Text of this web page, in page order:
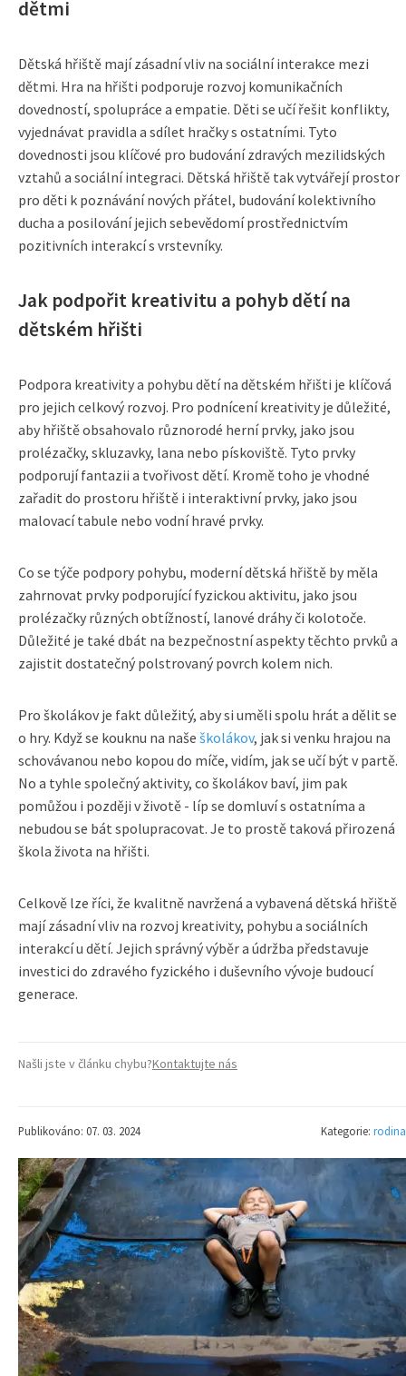
dětmi
Dětská hřiště mají zásadní vliv na sociální interakce mezi
dětmi. Hra na hřišti podporuje rozvoj komunikačních
dovedností, spolupráce a empatie. Děti se učí řešit konflikty,
vyjednávat pravidla a sdílet hračky s ostatními. Tyto
dovednosti jsou klíčové pro budování zdravých mezilidských
vztahů a sociální integraci. Dětská hřiště tak vytvářejí prostor
pro děti k poznávání nových přátel, budování kolektivního
ducha a posilování jejich sebevědomí prostřednictvím
pozitivních interakcí s vrstevníky.
Jak podpořit kreativitu a pohyb dětí na
dětském hřišti
Podpora kreativity a pohybu dětí na dětském hřišti je klíčová
pro jejich celkový rozvoj. Pro podnícení kreativity je důležité,
aby hřiště obsahovalo různorodé herní prvky, jako jsou
prolézačky, skluzavky, lana nebo pískoviště. Tyto prvky
podporují fantazii a tvořivost dětí. Kromě toho je vhodné
zařadit do prostoru hřiště i interaktivní prvky, jako jsou
malovací tabule nebo vodní hravé prvky.
Co se týče podpory pohybu, moderní dětská hřiště by měla
zahrnovat prvky podporující fyzickou aktivitu, jako jsou
prolézačky různých obtížností, lanové dráhy či kolotoče.
Důležité je také dbát na bezpečnostní aspekty těchto prvků a
zajistit dostatečný polstrovaný povrch kolem nich.
Pro školákov je fakt důležitý, aby si uměli spolu hrát a dělit se
o hry. Když se kouknu na naše školákov, jak si venku hrajou na
schovávanou nebo kopou do míče, vidím, jak se učí být v partě.
No a tyhle společný aktivity, co školákov baví, jim pak
pomůžou i později v životě - líp se domluví s ostatníma a
nebudou se bát spolupracovat. Je to prostě taková přirozená
škola života na hřišti.
Celkově lze říci, že kvalitně navržená a vybavená dětská hřiště
mají zásadní vliv na rozvoj kreativity, pohybu a sociálních
interakcí u dětí. Jejich správný výběr a údržba představuje
investici do zdravého fyzického i duševního vývoje budoucí
generace.
Našli jste v článku chybu?Kontaktujte nás
Publikováno: 07. 03. 2024 Kategorie: rodina